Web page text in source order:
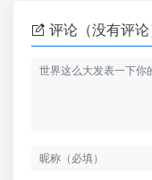
评论（没有评论